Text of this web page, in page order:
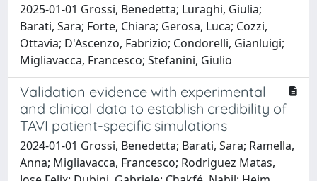
2025-01-01 Grossi, Benedetta; Luraghi, Giulia;
Barati, Sara; Forte, Chiara; Gerosa, Luca; Cozzi,
Ottavia; D'Ascenzo, Fabrizio; Condorelli, Gianluigi;
Migliavacca, Francesco; Stefanini, Giulio
Validation evidence with experimental
and clinical data to establish credibility of
TAVI patient-specific simulations
2024-01-01 Grossi, Benedetta; Barati, Sara; Ramella,
Anna; Migliavacca, Francesco; Rodriguez Matas,